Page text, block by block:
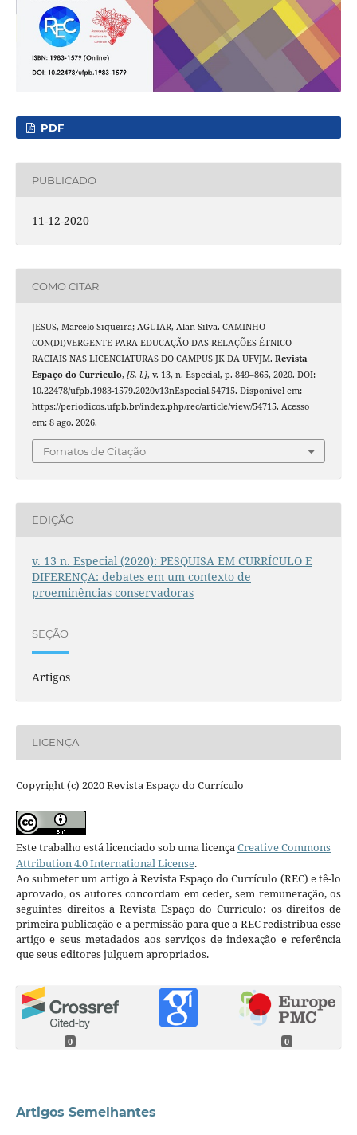
PDF
PUBLICADO
11-12-2020
COMO CITAR
JESUS, Marcelo Siqueira; AGUIAR, Alan Silva. CAMINHO
CON(DI)VERGENTE PARA EDUCAÇÃO DAS RELAÇÕES ÉTNICO-
RACIAIS NAS LICENCIATURAS DO CAMPUS JK DA UFVJM. Revista
Espaço do Currículo, [S. l.], v. 13, n. Especial, p. 849–865, 2020. DOI:
10.22478/ufpb.1983-1579.2020v13nEspecial.54715. Disponível em:
https://periodicos.ufpb.br/index.php/rec/article/view/54715. Acesso
em: 8 ago. 2026.
Fomatos de Citação
EDIÇÃO
v. 13 n. Especial (2020): PESQUISA EM CURRÍCULO E
DIFERENÇA: debates em um contexto de
proeminências conservadoras
SEÇÃO
Artigos
LICENÇA
Copyright (c) 2020 Revista Espaço do Currículo
Este trabalho está licenciado sob uma licençaCreative Commons
Attribution 4.0 International License.
Ao submeter um artigo à Revista Espaço do Currículo (REC) e tê-lo
aprovado, os autores concordam em ceder, sem remuneração, os
seguintes direitos à Revista Espaço do Currículo: os direitos de
primeira publicação e a permissão para que a REC redistribua esse
artigo e seus metadados aos serviços de indexação e referência
que seus editores julguem apropriados.
0 0
Artigos Semelhantes